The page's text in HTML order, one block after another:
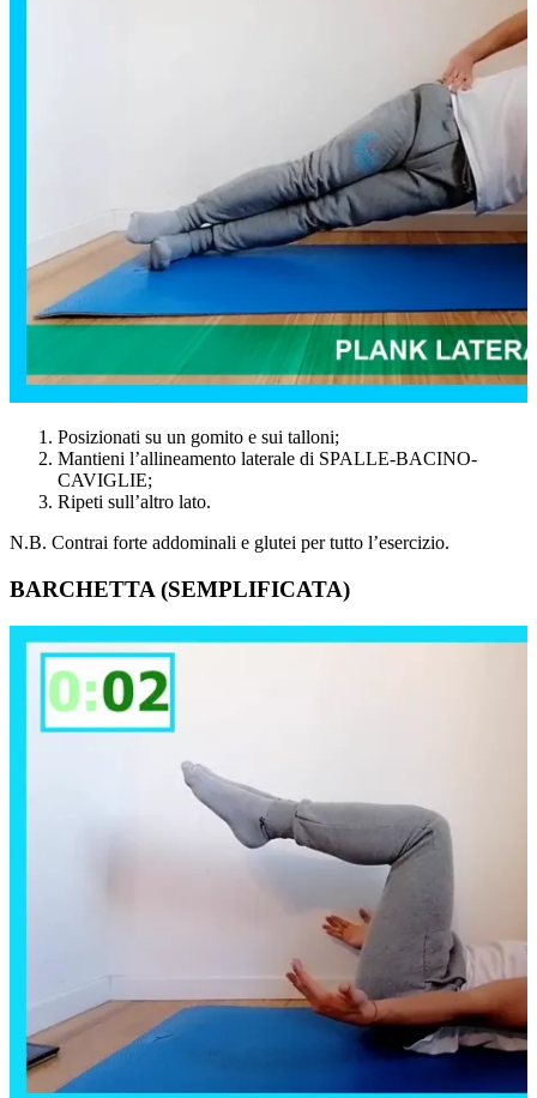
Posizionati su un gomito e sui talloni;
Mantieni l’allineamento laterale di SPALLE-BACINO-
CAVIGLIE;
Ripeti sull’altro lato.
N.B. Contrai forte addominali e glutei per tutto l’esercizio.
BARCHETTA (SEMPLIFICATA)